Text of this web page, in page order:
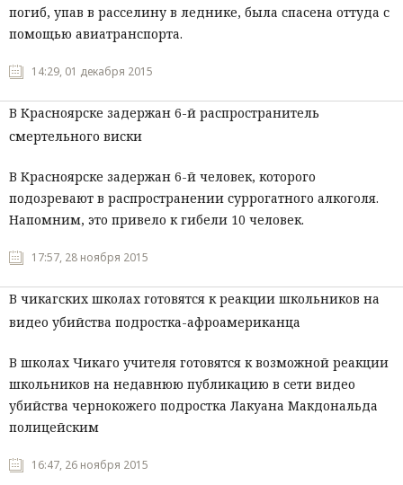
погиб, упав в расселину в леднике, была спасена оттуда с
помощью авиатранспорта.
14:29, 01 декабря 2015
В Красноярске задержан 6-й распространитель
смертельного виски
В Красноярске задержан 6-й человек, которого
подозревают в распространении суррогатного алкоголя.
Напомним, это привело к гибели 10 человек.
17:57, 28 ноября 2015
В чикагских школах готовятся к реакции школьников на
видео убийства подростка-афроамериканца
В школах Чикаго учителя готовятся к возможной реакции
школьников на недавнюю публикацию в сети видео
убийства чернокожего подростка Лакуана Макдональда
полицейским
16:47, 26 ноября 2015